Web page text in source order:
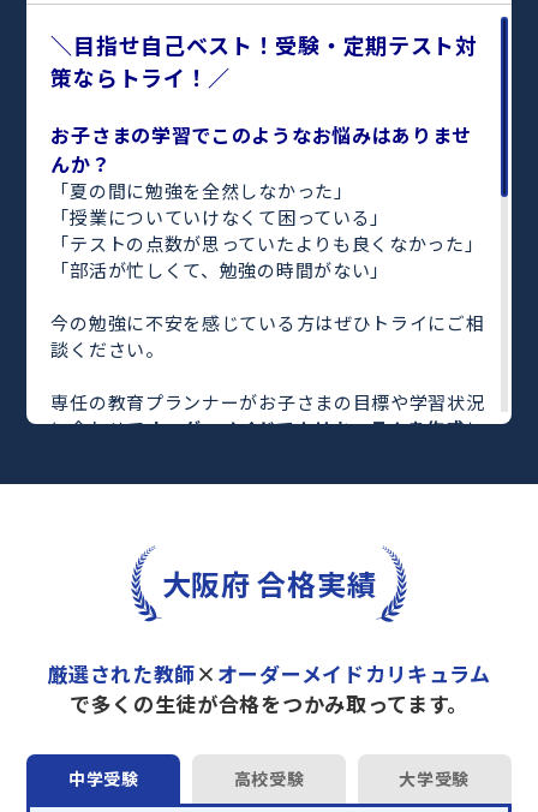
＼目指せ自己ベスト！受験・定期テスト対
策ならトライ！／
お子さまの学習でこのようなお悩みはありませ
んか？
「夏の間に勉強を全然しなかった」
「授業についていけなくて困っている」
「テストの点数が思っていたよりも良くなかった」
「部活が忙しくて、勉強の時間がない」
今の勉強に不安を感じている方はぜひトライにご相
談ください。
専任の教育プランナーがお子さまの目標や学習状況
に合わせてオーダーメイドでカリキュラムを作成し
完全マンツーマンで自分に合った教師がわかるまで
さらに、単元別の学習の理解度がわかる「AI学習診
や授業内容や授業以外の勉強をナビゲートする
「DAILY TRY」
など、豊富な学習コンテンツが
トライで一緒に“自己最高得点”を目指しません
か？
オンラインでの学習面談も承っております。
大阪府 合格実績
厳選された教師× オーダーメイドカリキュラム
で多くの生徒が合格をつかみ取ってます。
中学受験 高校受験 大学受験